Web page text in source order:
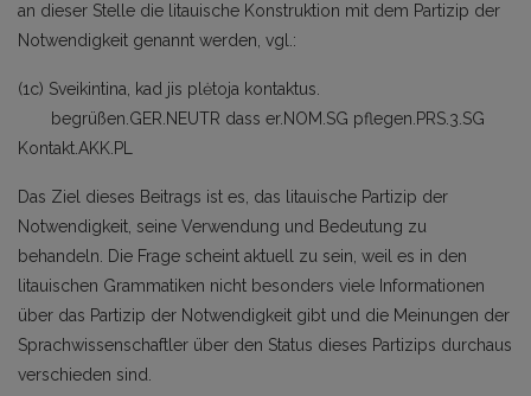
an dieser Stelle die litauische Konstruktion mit dem Partizip der
Notwendigkeit genannt werden, vgl.:
(1c) Sveikintina, kad jis plėtoja kontaktus.
begrüßen.GER.NEUTR dass er.NOM.SG pflegen.PRS.3.SG
Kontakt.AKK.PL
Das Ziel dieses Beitrags ist es, das litauische Partizip der
Notwendigkeit, seine Verwendung und Bedeutung zu
behandeln. Die Frage scheint aktuell zu sein, weil es in den
litauischen Grammatiken nicht besonders viele Informationen
über das Partizip der Notwendigkeit gibt und die Meinungen der
Sprachwissenschaftler über den Status dieses Partizips durchaus
verschieden sind.